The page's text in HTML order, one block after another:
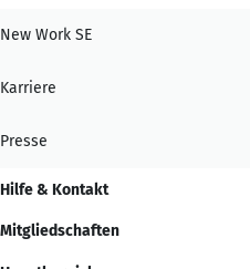
New Work SE
Karriere
Presse
Hilfe & Kontakt
Mitgliedschaften